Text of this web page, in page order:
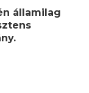
államilag